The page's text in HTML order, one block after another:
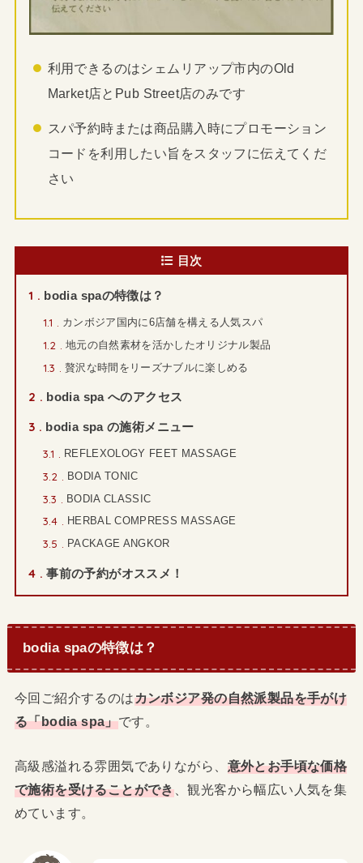
利用できるのはシェムリアップ市内のOld
Market店とPub Street店のみです
スパ予約時または商品購入時にプロモーション
コードを利用したい旨をスタッフに伝えてくだ
さい
目次
1 bodia spaの特徴は？
1.1 カンボジア国内に6店舗を構える人気スパ
1.2 地元の自然素材を活かしたオリジナル製品
1.3 贅沢な時間をリーズナブルに楽しめる
2 bodia spa へのアクセス
3 bodia spa の施術メニュー
3.1 REFLEXOLOGY FEET MASSAGE
3.2 BODIA TONIC
3.3 BODIA CLASSIC
3.4 HERBAL COMPRESS MASSAGE
3.5 PACKAGE ANGKOR
4 事前の予約がオススメ！
bodia spaの特徴は？
今回ご紹介するのはカンボジア発の自然派製品を手がけ
る「bodia spa」です。
高級感溢れる雰囲気でありながら、 意外とお手頃な価格
で施術を受けることができ、観光客から幅広い人気を集
めています。